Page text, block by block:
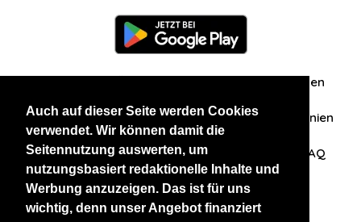
Auch auf dieser Seite werden Cookies
verwendet. Wir können damit die
Seitennutzung auswerten, um
nutzungsbasiert redaktionelle Inhalte und
Werbung anzuzeigen. Das ist für uns
wichtig, denn unser Angebot finanziert
Zuschriften/Erfahrungen
Datenschutzerklärung AGB Datenschutzrichtlinien
Nehmen Sie Kontakt mit uns auf FAQ
Unsere anderen Websites